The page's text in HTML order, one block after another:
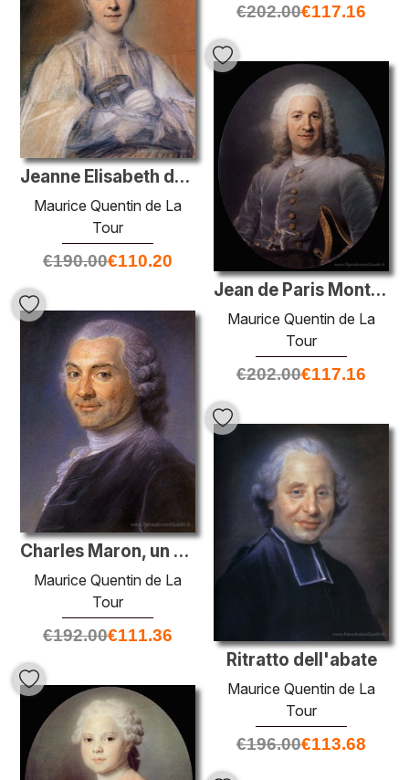
€202.00€117.16
Jeanne Elisabeth de Geer, baronessa Tuyll
Maurice Quentin de La
Tour
€190.00€110.20
Jean de Paris Montmartel
Maurice Quentin de La
Tour
€202.00€117.16
Charles Maron, un avvocato in parlamento
Maurice Quentin de La
Tour
€192.00€111.36
Ritratto dell'abate
Maurice Quentin de La
Tour
€196.00€113.68